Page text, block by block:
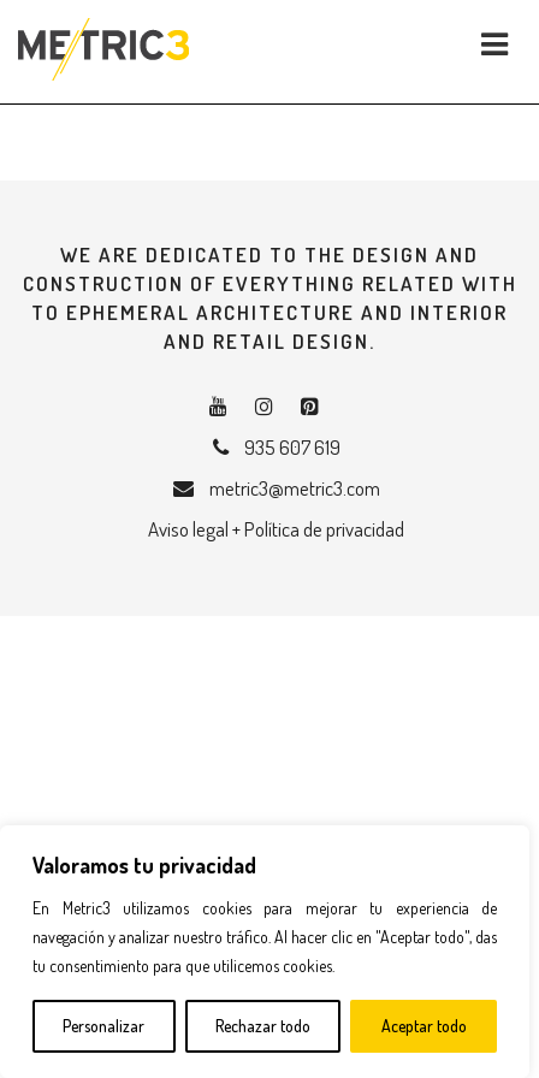
Valoramos tu privacidad
En Metric3 utilizamos cookies para mejorar tu experiencia de
navegación y analizar nuestro tráfico. Al hacer clic en "Aceptar todo", das
tu consentimiento para que utilicemos cookies.
Personalizar Rechazar todo Aceptar todo
WE ARE DEDICATED TO THE DESIGN AND
CONSTRUCTION OF EVERYTHING RELATED WITH
TO EPHEMERAL ARCHITECTURE AND INTERIOR
AND RETAIL DESIGN.
935 607 619
metric3@metric3.com
Aviso legal + Política de privacidad